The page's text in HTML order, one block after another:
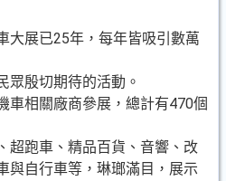
大展已25年，每年皆吸引數萬
眾殷切期待的活動。
車相關廠商參展，總計有470個
超跑車、精品百貨、音響、改
與自行車等，琳瑯滿目，展示